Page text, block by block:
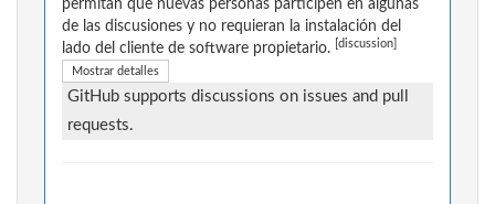
permitan que nuevas personas participen en algunas
de las discusiones y no requieran la instalación del
lado del cliente de software propietario.
[discussion]
Mostrar detalles
GitHub supports discussions on issues and pull
requests.